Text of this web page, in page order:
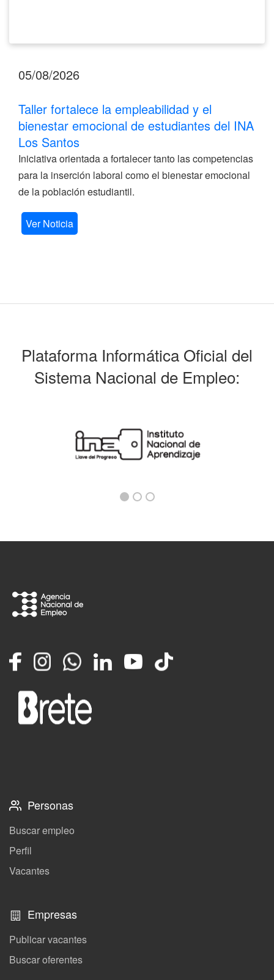
05/08/2026
Taller fortalece la empleabilidad y el
bienestar emocional de estudiantes del INA
Los Santos
Iniciativa orientada a fortalecer tanto las competencias
para la inserción laboral como el bienestar emocional
de la población estudiantil.
Ver Noticia
Plataforma Informática Oficial del
Sistema Nacional de Empleo:
FacebookInstagramWhatsappLinkedInYouTube
TikTok
Personas
Buscar empleo
Perfil
Vacantes
Empresas
Publicar vacantes
Buscar oferentes